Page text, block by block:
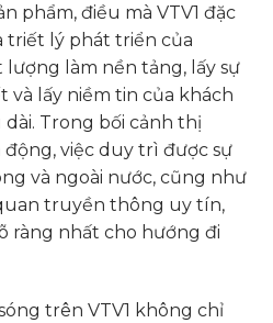
phẩm, điều mà VTV1 đặc
triết lý phát triển của
lượng làm nền tảng, lấy sự
và lấy niềm tin của khách
Trong bối cảnh thị
việc duy trì được sự
và ngoài nước, cũng như
truyền thông uy tín,
ràng nhất cho hướng đi
trên VTV1 không chỉ